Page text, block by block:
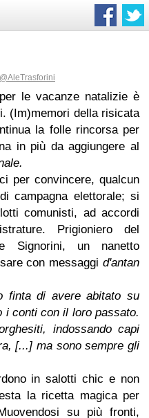
@AleTrasforini
le vacanze natalizie è
(Im)memori della risicata
la folle rincorsa per
in più da aggiungere al
per convincere, qualcun
campagna elettorale; si
comunisti, ad accordi
Prigioniero del
Signorini, un nanetto
con messaggi d'antan
finta di avere abitato su
i conti con il loro passato.
indossando capi
[...] ma sono sempre gli
in salotti chic e non
la ricetta magica per
su più fronti,